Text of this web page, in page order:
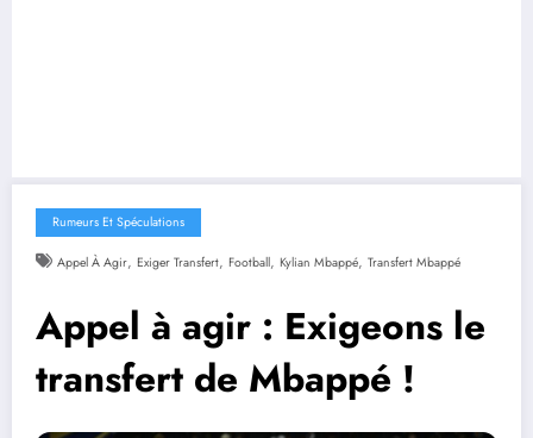
Rumeurs Et Spéculations
Appel À Agir, Exiger Transfert, Football, Kylian Mbappé, Transfert Mbappé
Appel à agir : Exigeons le
transfert de Mbappé !